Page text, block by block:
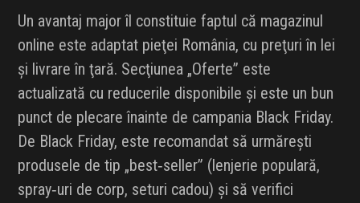
Un avantaj major îl constituie faptul că magazinul
online este adaptat pieţei România, cu preţuri în lei
şi livrare în ţară. Secţiunea „Oferte” este
actualizată cu reducerile disponibile şi este un bun
punct de plecare înainte de campania Black Friday.
De Black Friday, este recomandat să urmăreşti
produsele de tip „best‑seller” (lenjerie populară,
spray‑uri de corp, seturi cadou) şi să verifici